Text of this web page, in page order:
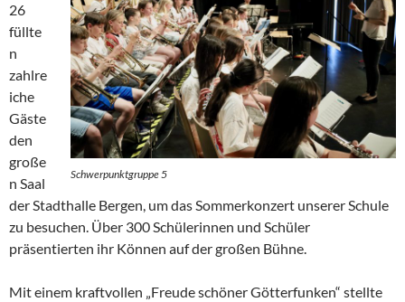
Schwerpunktgruppe 5
26
füllte
n
zahlre
iche
Gäste
den
große
n Saal
der Stadthalle Bergen, um das Sommerkonzert unserer Schule
zu besuchen. Über 300 Schülerinnen und Schüler
präsentierten ihr Können auf der großen Bühne.
Mit einem kraftvollen „Freude schöner Götterfunken“ stellte